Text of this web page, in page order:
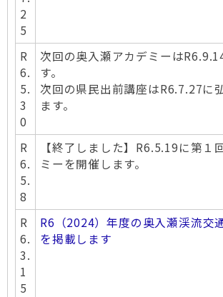
2
5
R
6.
5.
3
0
次回の奥入瀬アカデミーは
す。
次回の県民出前講座はR6.7.27に
ます。
R
6.
5.
8
【終了しました】R6.5.19に第１
ミーを開催します。
R
6.
3.
1
5
R6（2024）年度の奥入瀬渓流交
を掲載します